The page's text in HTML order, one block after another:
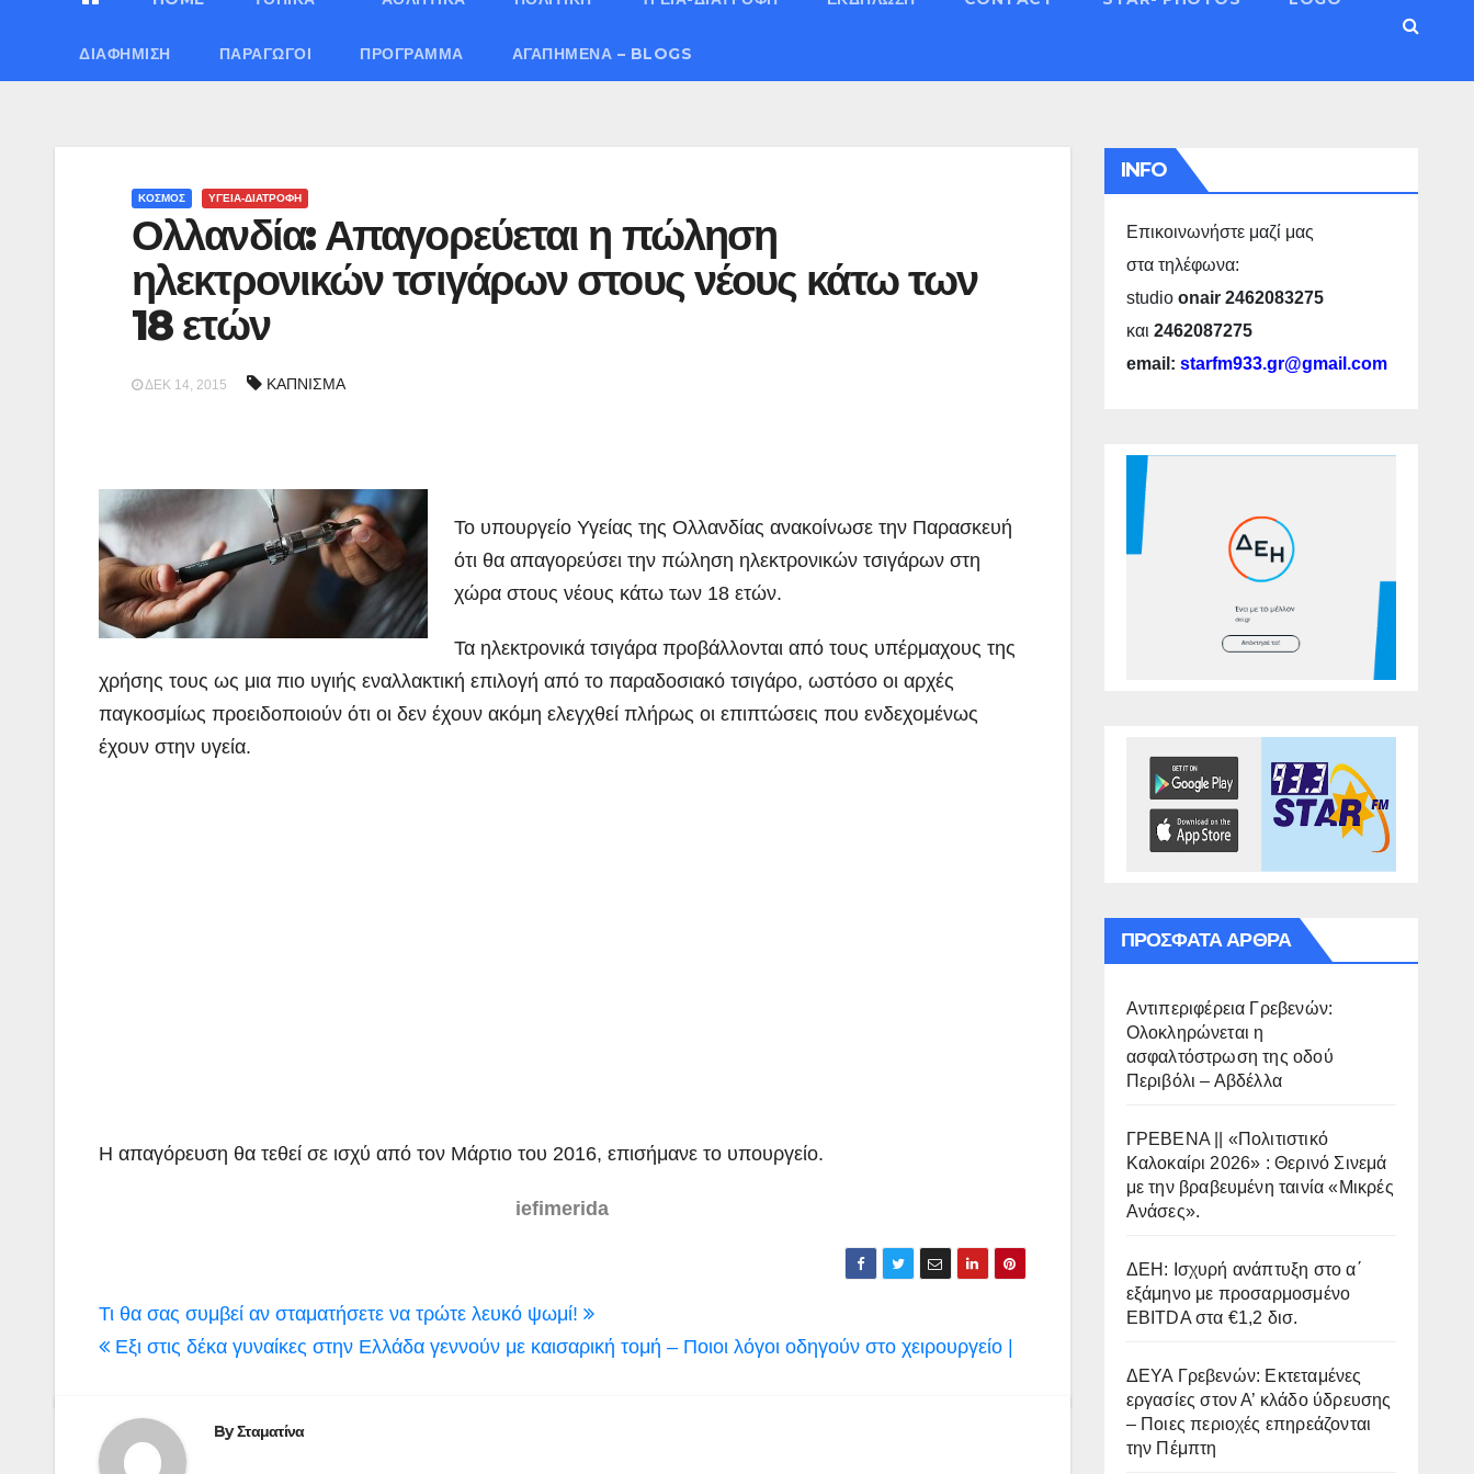
ΔΙΑΦΉΜΙΣΗ ΠΑΡΑΓΩΓΟΊ ΠΡΌΓΡΑΜΜΑ ΑΓΑΠΗΜΈΝΑ – BLOGS
ΚΟΣΜΟΣ ΥΓΕΙΑ-ΔΙΑΤΡΟΦΗ
Ολλανδία: Απαγορεύεται η πώληση
ηλεκτρονικών τσιγάρων στους νέους κάτω των
18 ετών
ΔΕΚ 14, 2015 ΚΑΠΝΙΣΜΑ
Το υπουργείο Υγείας της Ολλανδίας ανακοίνωσε την Παρασκευή
ότι θα απαγορεύσει την πώληση ηλεκτρονικών τσιγάρων στη
χώρα στους νέους κάτω των 18 ετών.
Τα ηλεκτρονικά τσιγάρα προβάλλονται από τους υπέρμαχους της
χρήσης τους ως μια πιο υγιής εναλλακτική επιλογή από το παραδοσιακό τσιγάρο, ωστόσο οι αρχές
παγκοσμίως προειδοποιούν ότι οι δεν έχουν ακόμη ελεγχθεί πλήρως οι επιπτώσεις που ενδεχομένως
έχουν στην υγεία.
Η απαγόρευση θα τεθεί σε ισχύ από τον Μάρτιο του 2016, επισήμανε το υπουργείο.
iefimerida
Πλοήγηση
άρθρων
Τι θα σας συμβεί αν σταματήσετε να τρώτε λευκό ψωμί!
Εξι στις δέκα γυναίκες στην Ελλάδα γεννούν με καισαρική τομή – Ποιοι λόγοι οδηγούν στο χειρουργείο |
ByΣταματίνα
INFO
Επικοινωνήστε μαζί μας
στα τηλέφωνα:
studio onair 2462083275
και 2462087275
email: starfm933.gr@gmail.com
ΠΡΌΣΦΑΤΑ ΆΡΘΡΑ
Αντιπεριφέρεια Γρεβενών:
Ολοκληρώνεται η
ασφαλτόστρωση της οδού
Περιβόλι – Αβδέλλα
ΓΡΕΒΕΝΑ || «Πολιτιστικό
Καλοκαίρι 2026» : Θερινό Σινεμά
με την βραβευμένη ταινία «Μικρές
Ανάσες».
ΔΕΗ: Ισχυρή ανάπτυξη στο α΄
εξάμηνο με προσαρμοσμένο
EBITDA στα €1,2 δισ.
ΔΕΥΑ Γρεβενών: Εκτεταμένες
εργασίες στον Α’ κλάδο ύδρευσης
– Ποιες περιοχές επηρεάζονται
την Πέμπτη